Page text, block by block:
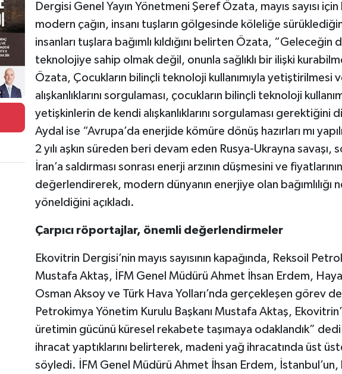
Dergisi Genel Yayın Yönetmeni Şeref Özata, mayıs sayısı için
modern çağın, insanı tuşların gölgesinde köleliğe
insanları tuşlara bağımlı kıldığını belirten Özata, “Geleceğin
teknolojiye sahip olmak değil, onunla sağlıklı bir ilişki
Özata, Çocukların bilinçli teknoloji kullanımıyla yetiştirilmesi
alışkanlıklarını sorgulaması, çocukların bilinçli teknoloji
yetişkinlerin de kendi alışkanlıklarını sorgulaması
Aydal ise “Avrupa’da enerjide kömüre dönüş hazırları mı
2 yılı aşkın süreden beri devam eden Rusya-Ukrayna savaşı,
İran’a saldırması sonrası enerji arzının düşmesini ve
değerlendirerek, modern dünyanın enerjiye olan bağımlılığı
yöneldiğini açıkladı.
Çarpıcı röportajlar, önemli değerlendirmeler
Ekovitrin Dergisi’nin mayıs sayısının kapağında, Reksoil
Mustafa Aktaş, İFM Genel Müdürü Ahmet İhsan Erdem,
Osman Aksoy ve Türk Hava Yolları’nda gerçekleşen görev
Petrokimya Yönetim Kurulu Başkanı Mustafa Aktaş,
üretimin gücünü küresel rekabete taşımaya odaklandık”
ihracat yaptıklarını belirterek, madeni yağ ihracatında üst
söyledi. İFM Genel Müdürü Ahmet İhsan Erdem, İstanbul’un,